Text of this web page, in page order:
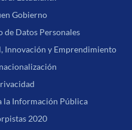
Gobierno
de Datos Personales
Innovación y Emprendimiento
la Información Pública
2020